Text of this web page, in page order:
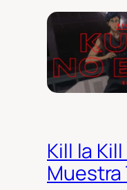
Kill la
Muestra